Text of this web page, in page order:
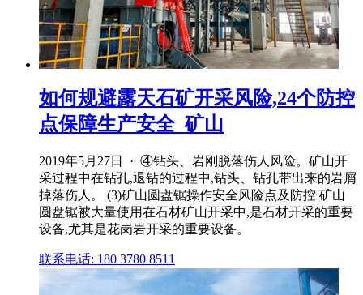
如何规避露天石矿开采风险,24个防控
点保障生产安全_矿山
2019年5月27日 · ④钻头、岩刚脱落伤人风险。矿山开
采过程中在钻孔,退钻的过程中,钻头、钻孔带出来的岩屑
掉落伤人。 (3)矿山圆盘锯操作安全风险点及防控 矿山
圆盘锯被大量使用在石材矿山开采中,是石材开采的重要
设备,尤其是花岗岩开采的重要设备。
联系电话: 180 3780 8511